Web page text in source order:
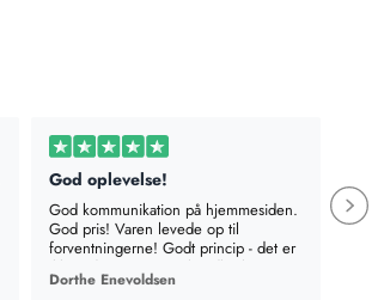
God oplevelse!
God kommunikation på hjemmesiden.
God pris! Varen levede op til
forventningerne! Godt princip - det er
ikke sidste gang, jeg handler hos jer.
Dorthe Enevoldsen